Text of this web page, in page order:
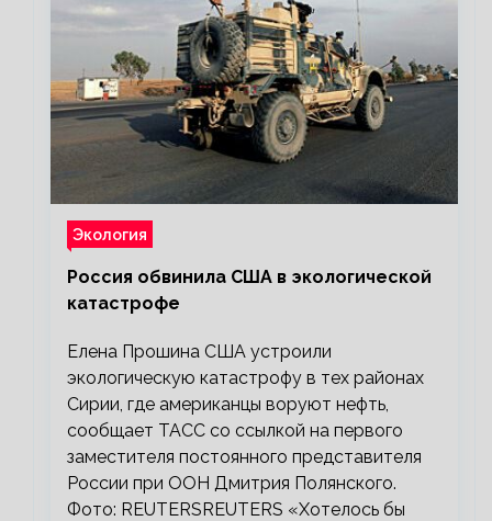
Экология
Россия обвинила США в экологической
катастрофе
Елена Прошина США устроили
экологическую катастрофу в тех районах
Сирии, где американцы воруют нефть,
сообщает ТАСС со ссылкой на первого
заместителя постоянного представителя
России при ООН Дмитрия Полянского.
Фото: REUTERSREUTERS «Хотелось бы